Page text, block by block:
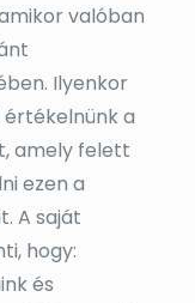
valóban
Ilyenkor
a
amely felett
ezen a
A saját
hogy:
és